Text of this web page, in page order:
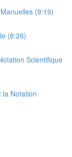
(9:19)
(8:26)
Scientifique
la Notation